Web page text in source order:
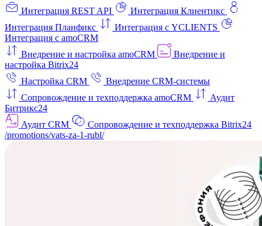
Интеграция REST API
Интеграция Клиентикс
Интеграция Планфикс
Интеграция с YCLIENTS
Интеграция с amoCRM
Внедрение и настройка amoCRM
Внедрение и
настройка Bitrix24
Настройка CRM
Внедрение CRM-системы
Сопровождение и техподдержка amoCRM
Аудит
Битрикс24
Аудит CRM
Сопровождение и техподдержка Bitrix24
/promotions/vats-za-1-rubl/